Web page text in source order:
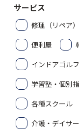
サービス
修理（リペア）
便利屋
インドアゴルフ
学習塾・個別
各種スクール
介護・デイサ